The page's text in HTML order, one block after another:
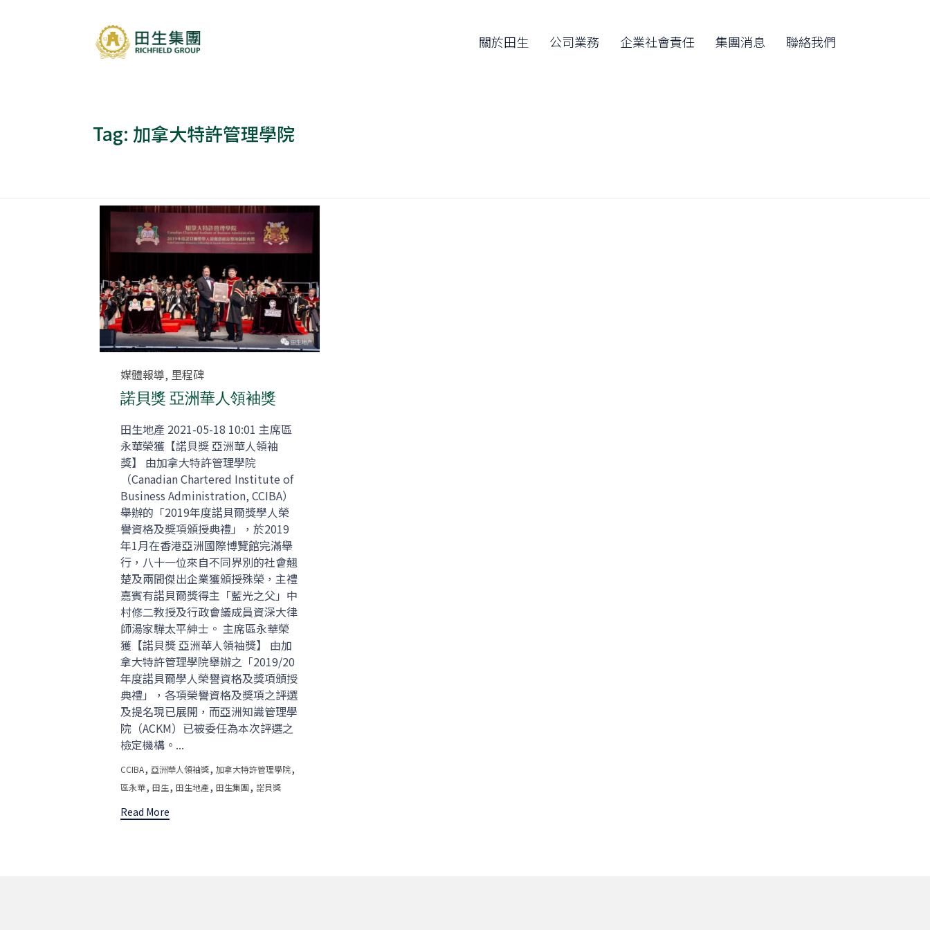
關於田生 公司業務 企業社會責任 集團消息 聯絡我們
Tag: 加拿大特許管理學院
Category
媒體報導, 里程碑
諾貝獎 亞洲華人領袖獎
田生地產 2021-05-18 10:01 主席區
永華榮獲【諾貝獎 亞洲華人領袖
獎】 由加拿大特許管理學院
（Canadian Chartered Institute of
Business Administration, CCIBA）
舉辦的「2019年度諾貝爾獎學人榮
譽資格及獎項頒授典禮」，於2019
年1月在香港亞洲國際博覽館完滿舉
行，八十一位來自不同界別的社會翹
楚及兩間傑出企業獲頒授殊榮，主禮
嘉賓有諾貝爾獎得主「藍光之父」中
村修二教授及行政會議成員資深大律
師湯家驊太平紳士。 主席區永華榮
獲【諾貝獎 亞洲華人領袖獎】 由加
拿大特許管理學院舉辦之「2019/20
年度諾貝爾學人榮譽資格及獎項頒授
典禮」，各項榮譽資格及獎項之評選
及提名現已展開，而亞洲知識管理學
院（ACKM）已被委任為本次評選之
檢定機構。...
Tags
CCIBA,亞洲華人領袖獎,加拿大特許管理學院,
區永華,田生,田生地產,田生集團, 諾貝獎
Read More